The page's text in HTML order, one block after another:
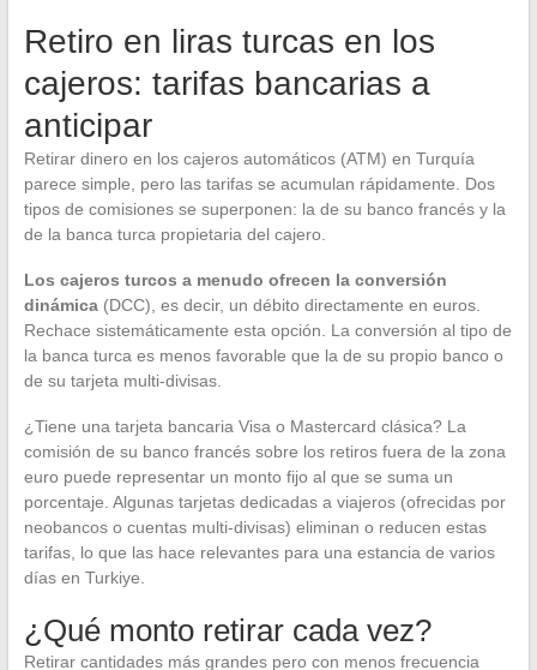
Retiro en liras turcas en los
cajeros: tarifas bancarias a
anticipar
Retirar dinero en los cajeros automáticos (ATM) en Turquía
parece simple, pero las tarifas se acumulan rápidamente. Dos
tipos de comisiones se superponen: la de su banco francés y la
de la banca turca propietaria del cajero.
Los cajeros turcos a menudo ofrecen la conversión
dinámica(DCC), es decir, un débito directamente en euros.
Rechace sistemáticamente esta opción. La conversión al tipo de
la banca turca es menos favorable que la de su propio banco o
de su tarjeta multi-divisas.
¿Tiene una tarjeta bancaria Visa o Mastercard clásica? La
comisión de su banco francés sobre los retiros fuera de la zona
euro puede representar un monto fijo al que se suma un
porcentaje. Algunas tarjetas dedicadas a viajeros (ofrecidas por
neobancos o cuentas multi-divisas) eliminan o reducen estas
tarifas, lo que las hace relevantes para una estancia de varios
días en Turkiye.
¿Qué monto retirar cada vez?
Retirar cantidades más grandes pero con menos frecuencia